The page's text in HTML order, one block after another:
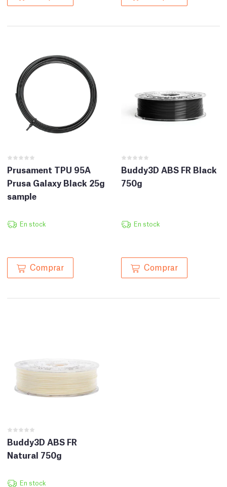
Prusament TPU 95A
Prusa Galaxy Black 25g
sample
En stock
Comprar
Buddy3D ABS FR Black
750g
En stock
Comprar
Buddy3D ABS FR
Natural 750g
En stock